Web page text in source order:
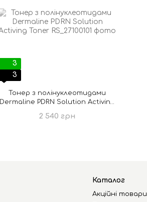
3
3
Тонер з полінуклеотидами
Dermaline PDRN Solution Activing
2 540 грн
Каталог
Акційні товари